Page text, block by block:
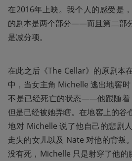
在2016年上映。我个人的感受是
的剧本是两个部分——而且第二部
是减分项。
在此之后《The Cellar》的原剧本
中，当女主角 Michelle 逃出地窖
不是已经死亡的状态——他跟随着
但是已经被她弄瞎。在地窖上的谷
地对 Michelle 说了他自己的悲剧
走失的女儿以及 Nate 对他的背叛
没有死，Michelle 只是射穿了他的